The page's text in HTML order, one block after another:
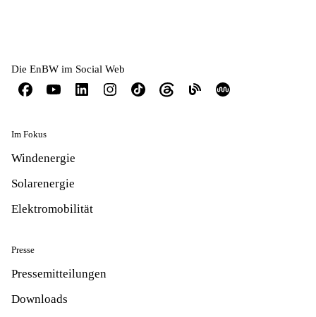
Die EnBW im Social Web
Im Fokus
Windenergie
Solarenergie
Elektromobilität
Presse
Pressemitteilungen
Downloads